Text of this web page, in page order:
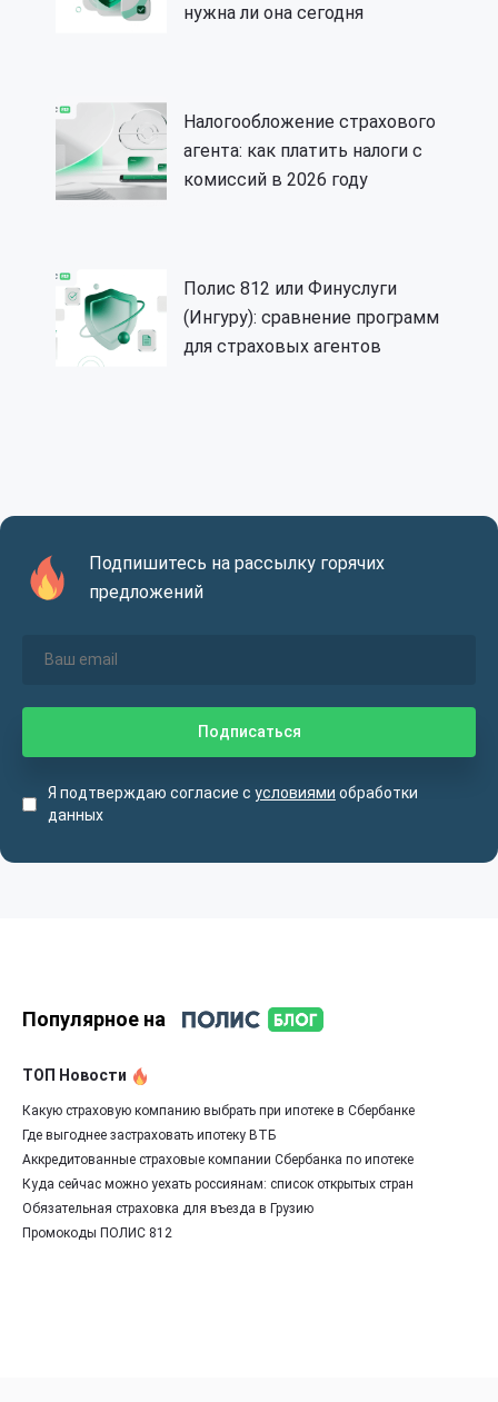
нужна ли она сегодня
Налогообложение страхового
агента: как платить налоги с
комиссий в 2026 году
Полис 812 или Финуслуги
(Ингуру): сравнение программ
для страховых агентов
Подпишитесь на рассылку горячих
предложений
Я подтверждаю согласие с условиями обработки
данных
Популярное на
ТОП Новости
Какую страховую компанию выбрать при ипотеке в Сбербанке
Где выгоднее застраховать ипотеку ВТБ
Аккредитованные страховые компании Сбербанка по ипотеке
Куда сейчас можно уехать россиянам: список открытых стран
Обязательная страховка для въезда в Грузию
Промокоды ПОЛИС 812